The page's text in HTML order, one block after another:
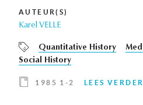
AUTEUR(S)
Karel VELLE
Quantitative History
Social History
1985 1-2 LEES VERDER